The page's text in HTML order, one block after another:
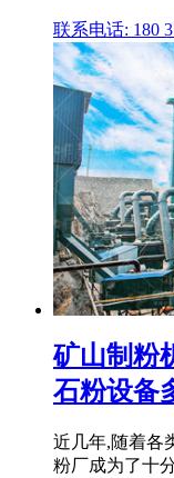
联系电话: 180
矿山制粉
石粉设备
近几年,随着各
粉厂成为了十